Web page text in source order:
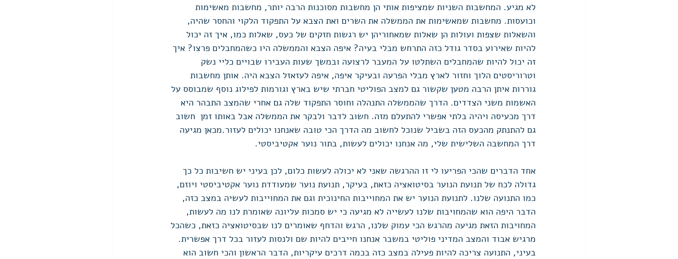
לא מגיע. המחשבות השניות שמציפות אותי הן מחשבות מסוכנות הרבה יותר, מחשבות מאשימות
וכועסות. מחשבות שמאשימות את הממשלה את השרים ואת הצבא על התפקוד הלקוי והחסר שהיה,
והשאלות שצפות ועולות הן שאלות שמאחוריהן יש רגשות חזקים של כעס, שאלות כמו, איך זה יכול
להיות שאירוע בסדר גודל כזה התרחש מבלי בעיה? איפה הצבא והממשלה היו כשהמחבלים פרצו? איך
זה יכול להיות שהמחבלים השתלטו על המעבר לרצועה ובמשך שעות העבירו שבויים כליי נשק
וטרוריסטים הלוך וחזור לארץ מבלי הפרעה ובעיקר איפה, איפה לעזאזל הצבא היה. אותן מחשבות
גוררות איתן הרבה מטען שקשור גם למצב הפוליטי חברתי שיש בארץ וגורמות לפילוג נוסף שמבוסס על
האשמות משני הצדדים. הדרך שהממשלה התנהלה וחוסר התפקוד שלה גם אחרי שהמצב התבהר היא
דרך מכעיסה ויהיה בלתי אפשרי להתעלם מזה. חשוב לדבר ולבקר את הממשלה אבל באותו זמן  חשוב
גם להתנתק מהכעס הזה בשביל שנוכל לחשוב מה הדרך הכי טובה שאנחנו יכולים לעזור.מכאן מגיעה
דרך המחשבה השלישית שלי, מה אנחנו יכולים לעשות, בתור נוער אקטיביסטי.
אחד הדברים שהכי הפריעו לי זו ההרגשה שאני לא יכולה לעשות כלום, לכן בעיני יש חשיבות כל כך
גדולה לכח של תנועת הנוער בסיטואציה כזאת, בעיקר, תנועת נוער שמעודדת נוער אקטיביסטי ויוזם,
כמו התנועה שלנו. לתנועת הנוער יש את המחוייבות החינוכית וגם את המחוייבות לעשיה במצב כזה,
הדבר היפה הוא שהמחויבות שלנו לעשייה לא מגיעה כי יש סמכות עליונה שאומרת לנו מה לעשות,
המחויבות הזאת מגיעה מהרגש הכי עמוק שלנו, הרגש והדחף שאומרים לנו שבסיטואציה כזאת, כשהכל
מרגיש אבוד והמצב המדיני פוליטי במשבר אנחנו חייבים להיות שם ולנסות לעזור בכל דרך אפשרית.
בעיני, התנועה צריכה להיות פעילה במצב כזה בכמה דרכים עיקריות, הדבר הראשון והכי חשוב הוא